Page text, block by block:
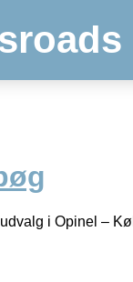
i Opinel –